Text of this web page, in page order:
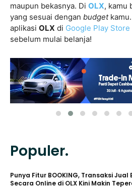
maupun bekasnya. Di OLX, kamu
yang sesuai dengan budget
aplikasi OLX di Google Play Store
sebelum mulai belanja!
Populer.
Punya Fitur BOOKING, Transaksi Jual
Secara Online di OLX Kini Makin